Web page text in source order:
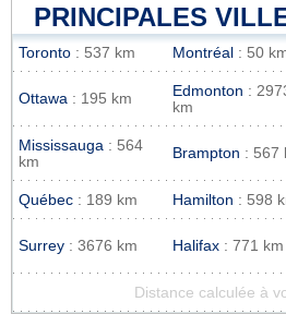
PRINCIPALES
Toronto : 537 km Montréal : 50
Ottawa : 195 km Edmonton :
km
Mississauga : 564
km
Brampton : 567
Québec : 189 km Hamilton : 598
Surrey : 3676 km Halifax : 771 km
Distance calculée à